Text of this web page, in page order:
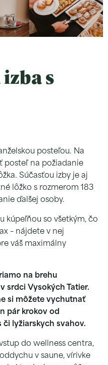
s
posteľou. Na
posteľ na požiadanie
Súčasťou izby je aj
lôžko s rozmerom 183
ďalšej osoby.
kúpeľňou so všetkým, čo
– nájdete v nej
váš maximálny
na brehu
srdci Vysokých Tatier.
si môžete vychutnať
pár krokov od
lyžiarskych svahov.
do wellness centra,
v saune, vírivke